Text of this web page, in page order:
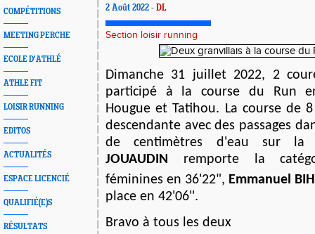
COMPÉTITIONS
MEETING PERCHE
ECOLE D'ATHLÉ
ATHLE FIT
LOISIR RUNNING
EDITOS
ACTUALITÉS
ESPACE LICENCIÉ
QUALIFIÉ(E)S
RÉSULTATS
2 Août 2022 - DL
Section loisir running
Dimanche 31 juillet 2022, 2
participé à la course du Run
Hougue et Tatihou. La course de
descendante avec des passages
de centimètres d'eau sur la
JOUAUDIN remporte la
féminines en 36'22", Emmanuel
place en 42'06''.
Bravo à tous les deux